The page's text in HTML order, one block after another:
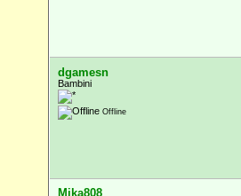
dgamesn
Bambini
Offline
Mika808